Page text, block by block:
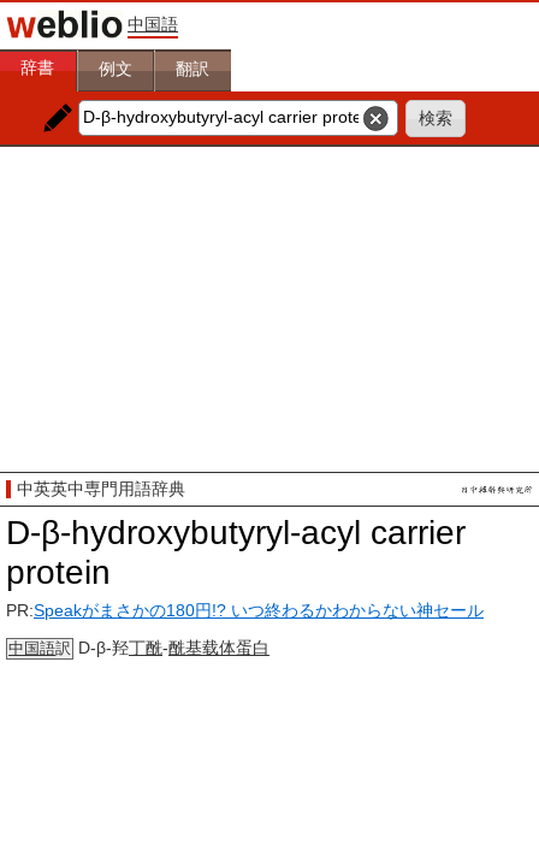
中国語
辞書 例文 翻訳
中英英中専門用語辞典
D-β-hydroxybutyryl-acyl carrier
protein
PR:Speakがまさかの180円!? いつ終わるかわからない神セール
中国語訳 D-β-羟丁酰-酰基载体蛋白